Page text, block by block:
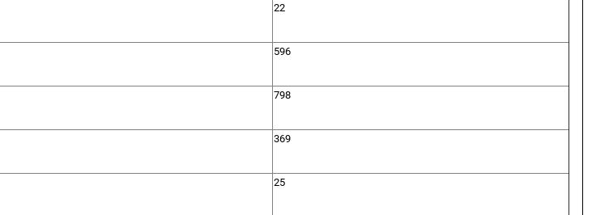
22
596
798
369
25